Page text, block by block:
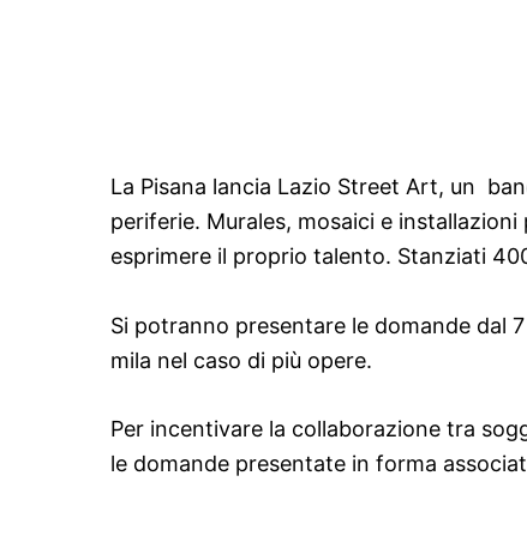
La Pisana lancia Lazio Street Art, un
periferie. Murales, mosaici e
esprimere il proprio talento. Stanziati
Si potranno presentare le domande dal
mila nel caso di più opere.
Per incentivare la collaborazione tra
le domande presentate in forma